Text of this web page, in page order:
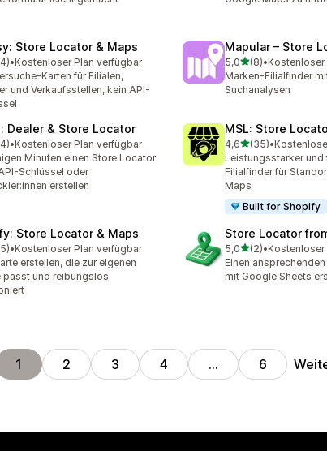
Store Locator & Maps
5 Sternen
insgesamt
•Kostenloser Plan verfügbar
Karten für Filialen,
und Verkaufsstellen, kein API-
Mapular – Store
5,0von 5 Sternen
(8)
8 Rezensionen
•Kostenloser
Marken-Filialfinder
Suchanalysen
Dealer & Store Locator
5 Sternen
insgesamt
•Kostenloser Plan verfügbar
Minuten einen Store Locator
Schlüssel oder
erstellen
MSL: Store
4,6von 5 Sternen
(35)
35 Rezensionen
•
Leistungsstarker und
Filialfinder für
Maps
Built for Shopify
Store Locator & Maps
5 Sternen
insgesamt
•Kostenloser Plan verfügbar
erstellen, die zur eigenen
passt und reibungslos
Store Locator
5,0von 5 Sternen
(2)
2 Rezensionen
•Kostenloser
Einen
mit Google Sheets
1 2 3 4 … 6